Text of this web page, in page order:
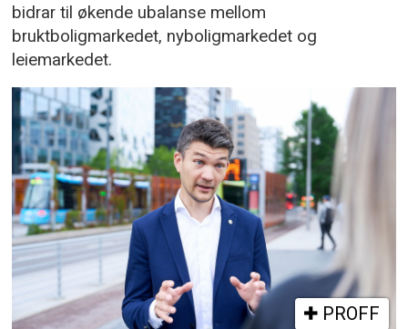
bidrar til økende ubalanse mellom
bruktboligmarkedet, nyboligmarkedet og
leiemarkedet.
PROFF